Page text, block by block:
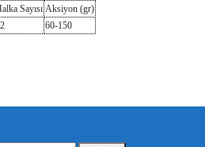
Sayısı Aksiyon (gr)
60-150
Bu ürüne ilk yorumu siz yapın!